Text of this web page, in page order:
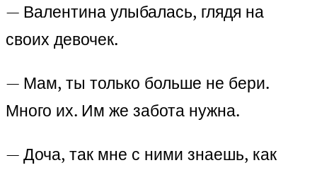
— Валентина улыбалась, глядя на
своих девочек.
— Мам, ты только больше не бери.
Много их. Им же забота нужна.
— Доча, так мне с ними знаешь, как